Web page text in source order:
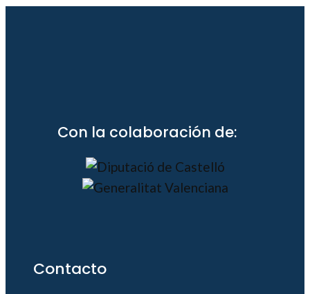
Con la colaboración de:
Contacto